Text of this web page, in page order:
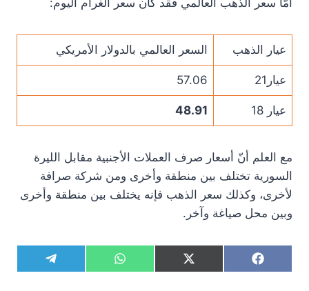
عيار الذهب السعر العالمي بالدولار الأمريكي
عيار21 57.06
عيار 18 48.91
مع العلم أنّ أسعار صرف العملات الأجنبية مقابل الليرة
السورية تختلف بين منطقة وأخرى ومن شركة صرافة
لأخرى، وكذلك سعر الذهب فإنه يختلف بين منطقة وأخرى
وبين محل صياغة وآخر.
S
h
F
a
S
h
X
(
S
h
W
h
S
h
T
e